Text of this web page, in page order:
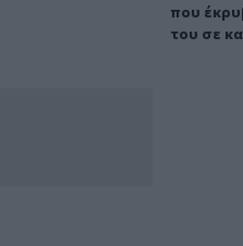
που
του σε